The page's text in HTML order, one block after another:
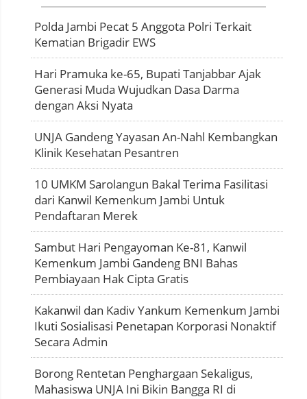
Polda Jambi Pecat 5 Anggota Polri Terkait
Kematian Brigadir EWS
Hari Pramuka ke-65, Bupati Tanjabbar Ajak
Generasi Muda Wujudkan Dasa Darma
dengan Aksi Nyata
UNJA Gandeng Yayasan An-Nahl Kembangkan
Klinik Kesehatan Pesantren
10 UMKM Sarolangun Bakal Terima Fasilitasi
dari Kanwil Kemenkum Jambi Untuk
Pendaftaran Merek
Sambut Hari Pengayoman Ke-81, Kanwil
Kemenkum Jambi Gandeng BNI Bahas
Pembiayaan Hak Cipta Gratis
Kakanwil dan Kadiv Yankum Kemenkum Jambi
Ikuti Sosialisasi Penetapan Korporasi Nonaktif
Secara Admin
Borong Rentetan Penghargaan Sekaligus,
Mahasiswa UNJA Ini Bikin Bangga RI di